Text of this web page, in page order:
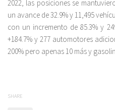
2022, las posiciones se
un avance de 32.9% y 11,495
con un incremento de 85.3% y
+184.7% y 277 automotores
200% pero apenas 10 más y
SHARE